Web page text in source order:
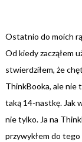
Ostatnio do moich
Od kiedy zacząłem
stwierdziłem, że
ThinkBooka, ale nie
taką 14-nastkę. Jak
nie tylko. Ja na
przywykłem do